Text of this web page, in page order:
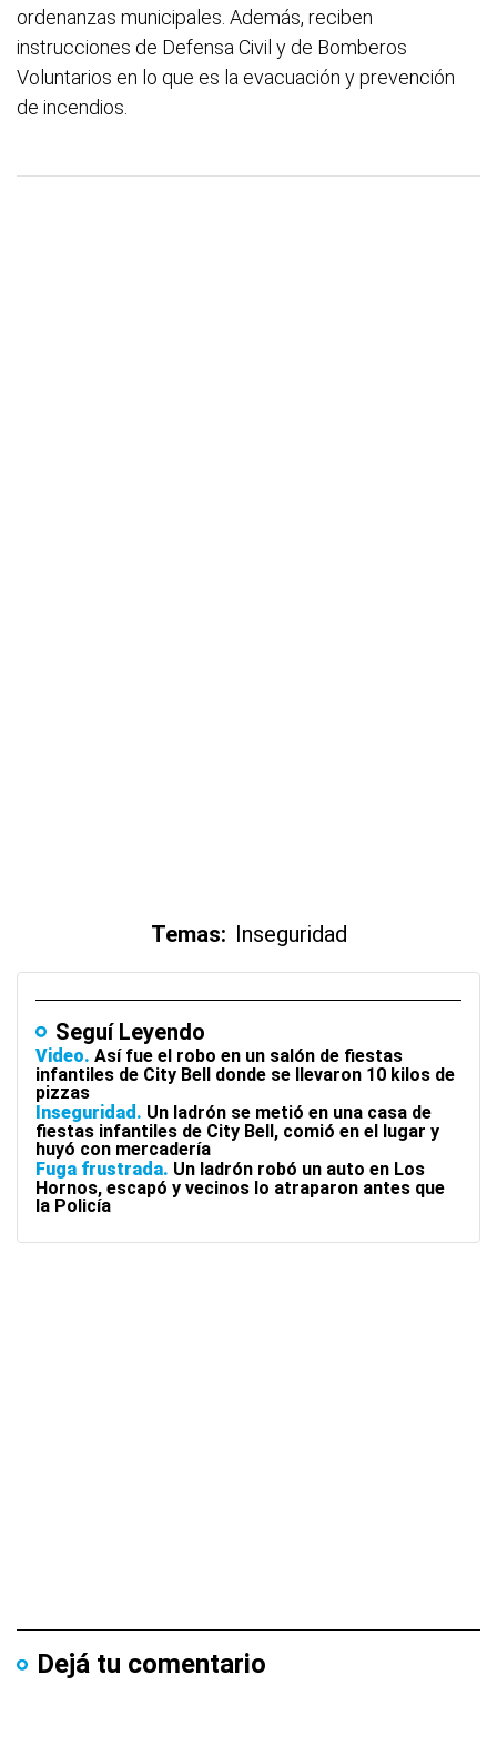
ordenanzas municipales. Además, reciben
instrucciones de Defensa Civil y de Bomberos
Voluntarios en lo que es la evacuación y prevención
de incendios.
Temas: Inseguridad
Seguí Leyendo
Video Así fue el robo en un salón de fiestas
infantiles de City Bell donde se llevaron 10 kilos de
pizzas
Inseguridad
Un ladrón se metió en una casa de
fiestas infantiles de City Bell, comió en el lugar y
huyó con mercadería
Fuga frustrada Un ladrón robó un auto en Los
Hornos, escapó y vecinos lo atraparon antes que
la Policía
Dejá tu comentario